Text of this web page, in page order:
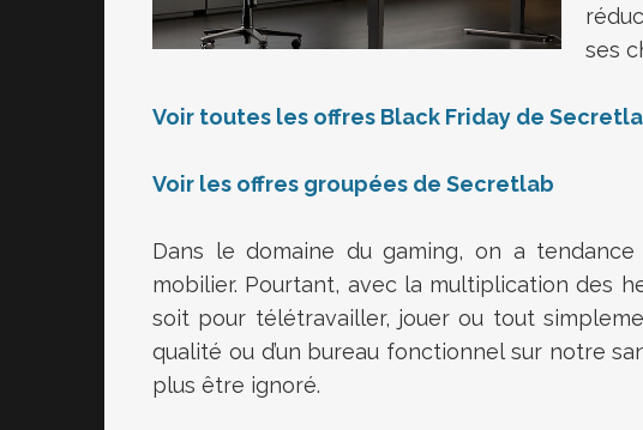
ses
Voir toutes les offres Black Friday de
Voir les offres groupées de Secretlab
Dans le domaine du gaming, on a
mobilier. Pourtant, avec la multiplication des
soit pour télétravailler, jouer ou tout
qualité ou d’un bureau fonctionnel sur notre
plus être ignoré.